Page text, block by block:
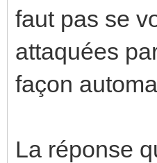
faut pas se
attaquées
façon
La réponse